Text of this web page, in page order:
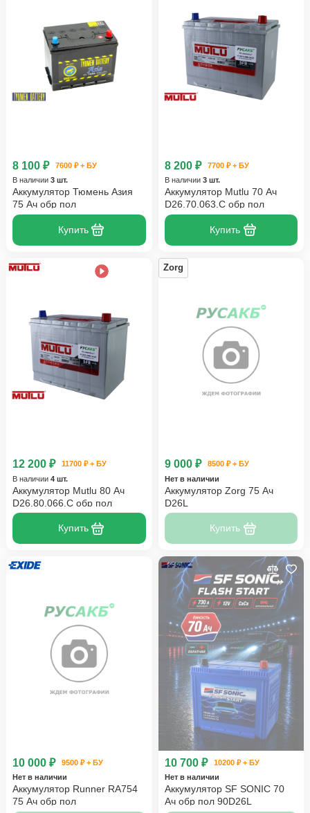
8 100 ₽
7600 ₽ + БУ
В наличии 3 шт.
Аккумулятор Тюмень Азия
75 Ач обр пол
Купить
8 200 ₽
7700 ₽ + БУ
В наличии 3 шт.
Аккумулятор Mutlu 70 Ач
D26.70.063.C обр пол
Купить
12 200 ₽
11700 ₽ + БУ
В наличии 4 шт.
Аккумулятор Mutlu 80 Ач
D26.80.066.C обр пол
Купить
Zorg
9 000 ₽
8500 ₽ + БУ
Нет в наличии
Аккумулятор Zorg 75 Ач
D26L
Купить
10 000 ₽
9500 ₽ + БУ
Нет в наличии
Аккумулятор Runner RA754
75 Ач обр пол
10 700 ₽
10200 ₽ + БУ
Нет в наличии
Аккумулятор SF SONIC 70
Ач обр пол 90D26L